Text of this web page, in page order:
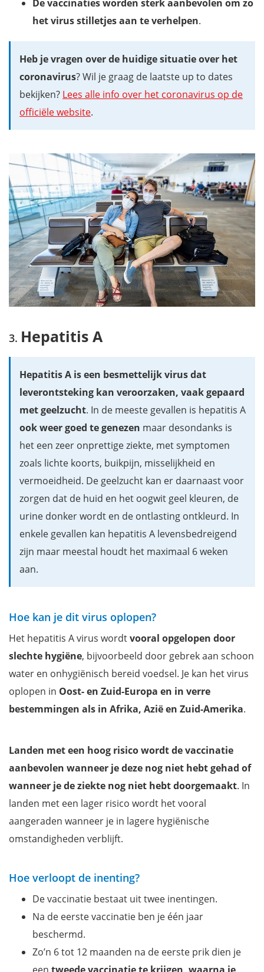
De vaccinaties worden sterk aanbevolen om zo
het virus stilletjes aan te verhelpen.
Heb je vragen over de huidige situatie over het
coronavirus? Wil je graag de laatste up to dates
bekijken? Lees alle info over het coronavirus op de
officiële website.
Hepatitis A
Hepatitis A is een besmettelijk virus dat
leverontsteking kan veroorzaken, vaak gepaard
met geelzucht. In de meeste gevallen is hepatitis A
ook weer goed te genezen maar desondanks is
het een zeer onprettige ziekte, met symptomen
zoals lichte koorts, buikpijn, misselijkheid en
vermoeidheid. De geelzucht kan er daarnaast voor
zorgen dat de huid en het oogwit geel kleuren, de
urine donker wordt en de ontlasting ontkleurd. In
enkele gevallen kan hepatitis A levensbedreigend
zijn maar meestal houdt het maximaal 6 weken
aan.
Hoe kan je dit virus oplopen?
Het hepatitis A virus wordtvooral opgelopen door
slechte hygiëne, bijvoorbeeld door gebrek aan schoon
water en onhygiënisch bereid voedsel. Je kan het virus
oplopen in Oost- en Zuid-Europa en in verre
bestemmingen als in Afrika, Azië en Zuid-Amerika.
Landen met een hoog risico wordt de vaccinatie
aanbevolen wanneer je deze nog niet hebt gehad of
wanneer je de ziekte nog niet hebt doorgemaakt. In
landen met een lager risico wordt het vooral
aangeraden wanneer je in lagere hygiënische
omstandigheden verblijft.
Hoe verloopt de inenting?
De vaccinatie bestaat uit twee inentingen.
Na de eerste vaccinatie ben je één jaar
beschermd.
Zo’n 6 tot 12 maanden na de eerste prik dien je